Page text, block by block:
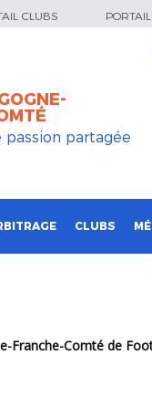
CLUBS
passion partagée
CLUBS